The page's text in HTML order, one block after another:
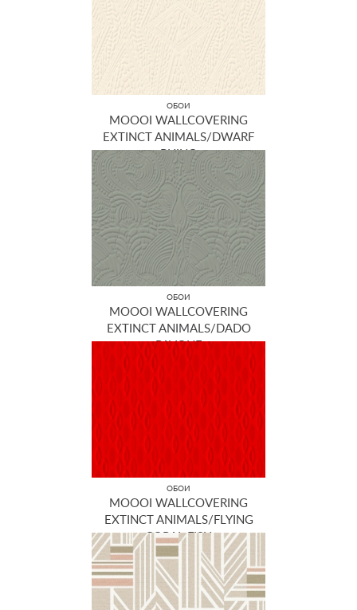
ОБОИ
MOOOI WALLCOVERING
EXTINCT ANIMALS/DWARF
RHINO
MO2081
ОБОИ
MOOOI WALLCOVERING
EXTINCT ANIMALS/DADO
PAVONE
MO2096
ОБОИ
MOOOI WALLCOVERING
EXTINCT ANIMALS/FLYING
CORAL FISH